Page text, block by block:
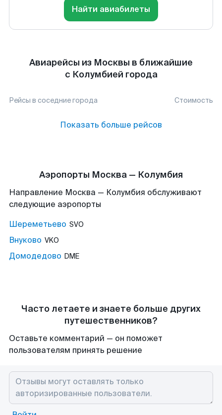
Найти авиабилеты
Авиарейсы из Москвы в ближайшие
с Колумбией города
Рейсы в соседние города Стоимость
Показать больше рейсов
Аэропорты Москва — Колумбия
Направление Москва — Колумбия обслуживают
следующие аэропорты
Шереметьево SVO
Внуково VKO
Домодедово DME
Часто летаете и знаете больше других
путешественников?
Оставьте комментарий — он поможет
пользователям принять решение